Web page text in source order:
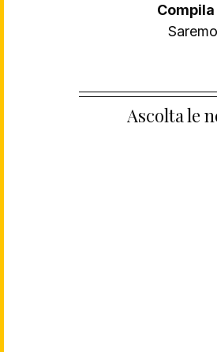
Compila
Ascolta le